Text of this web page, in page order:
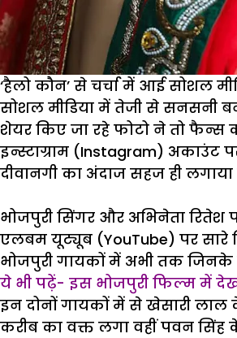
‘हैलो कौन’ से चर्चा में आई सोशल
सोशल मीडिया में तेजी से सनसनी
शेयर किए जा रहे फोटो ने तो
इन्स्टाग्राम (Instagram)
दीवानगी का अंदाज सहज ही
भोजपुरी सिंगर और अभिनेता रितेश
एलबम यूट्यूब (YouTube) पर सारे
भोजपुरी गायकों में अभी तक जिनके
ये भी पढ़ें- इस भोजपुरी फिल्म में
इन दोनों गायकों में से खेसारी
करीब का वक्त लगा वहीं पवन सिंह